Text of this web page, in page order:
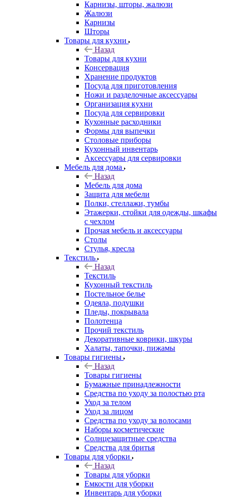
Карнизы, шторы, жалюзи
Жалюзи
Карнизы
Шторы
Товары для кухни
Назад
Товары для кухни
Консервация
Хранение продуктов
Посуда для приготовления
Ножи и разделочные аксессуары
Организация кухни
Посуда для сервировки
Кухонные расходники
Формы для выпечки
Столовые приборы
Кухонный инвентарь
Аксессуары для сервировки
Мебель для дома
Назад
Мебель для дома
Защита для мебели
Полки, стеллажи, тумбы
Этажерки, стойки для одежды, шкафы
с чехлом
Прочая мебель и аксессуары
Столы
Стулья, кресла
Текстиль
Назад
Текстиль
Кухонный текстиль
Постельное белье
Одеяла, подушки
Пледы, покрывала
Полотенца
Прочий текстиль
Декоративные коврики, шкуры
Халаты, тапочки, пижамы
Товары гигиены
Назад
Товары гигиены
Бумажные принадлежности
Средства по уходу за полостью рта
Уход за телом
Уход за лицом
Средства по уходу за волосами
Наборы косметические
Солнцезащитные средства
Средства для бритья
Товары для уборки
Назад
Товары для уборки
Емкости для уборки
Инвентарь для уборки